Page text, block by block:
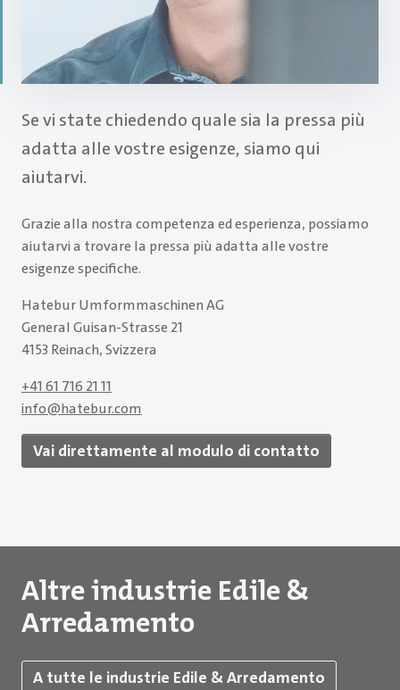
Se vi state chiedendo quale sia la pressa più
adatta alle vostre esigenze, siamo qui
aiutarvi.
Grazie alla nostra competenza ed esperienza, possiamo
aiutarvi a trovare la pressa più adatta alle vostre
esigenze specifiche.
Hatebur Umformmaschinen AG
General Guisan-Strasse 21
4153 Reinach, Svizzera
+41 61 716 21 11
info@hatebur.com
Vai direttamente al modulo di contatto
Altre industrie Edile &
Arredamento
A tutte le industrie Edile & Arredamento